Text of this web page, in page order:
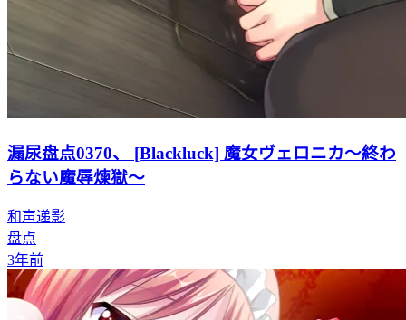
漏尿盘点0370、 [Blackluck] 魔女ヴェロニカ～終わ
らない魔辱煉獄～
和声递影
盘点
3年前